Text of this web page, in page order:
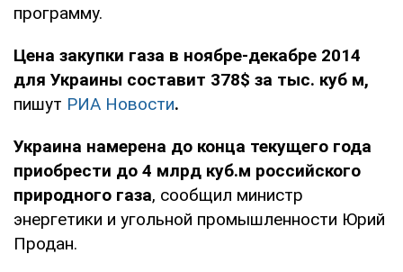
программу.
Цена закупки газа в ноябре-декабре 2014
для Украины составит 378$ за тыс. куб м,
пишут РИА Новости.
Украина намерена до конца текущего года
приобрести до 4 млрд куб.м российского
природного газа, сообщил министр
энергетики и угольной промышленности Юрий
Продан.